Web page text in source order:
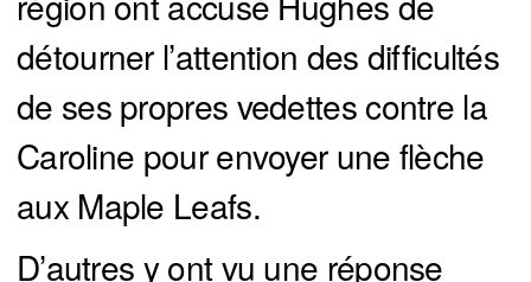
détourner l’attention des difficultés
de ses propres vedettes contre la
Caroline pour envoyer une flèche
aux Maple Leafs.
D’autres y ont vu une réponse